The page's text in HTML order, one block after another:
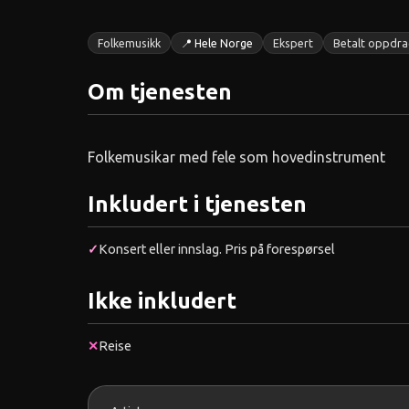
Folkemusikk 📍 Hele Norge Ekspert Betalt
Om tjenesten
Folkemusikar med fele som hovedinstrument
Inkludert i tjenesten
✓Konsert eller innslag. Pris på forespørsel
Ikke inkludert
✕Reise